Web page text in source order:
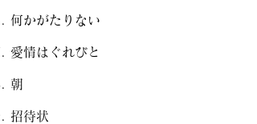
何かがたりない
愛情はぐれびと
朝
招待状